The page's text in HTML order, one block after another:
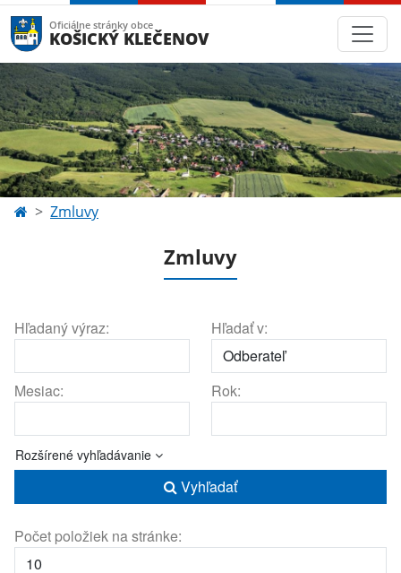
Oficiálne stránky obce
KOŠICKÝ KLEČENOV
Zmluvy
Zmluvy
Hľadaný výraz: Hľadať v:
Mesiac: Rok:
Rozšírené vyhľadávanie
Vyhľadať
Počet položiek na stránke: